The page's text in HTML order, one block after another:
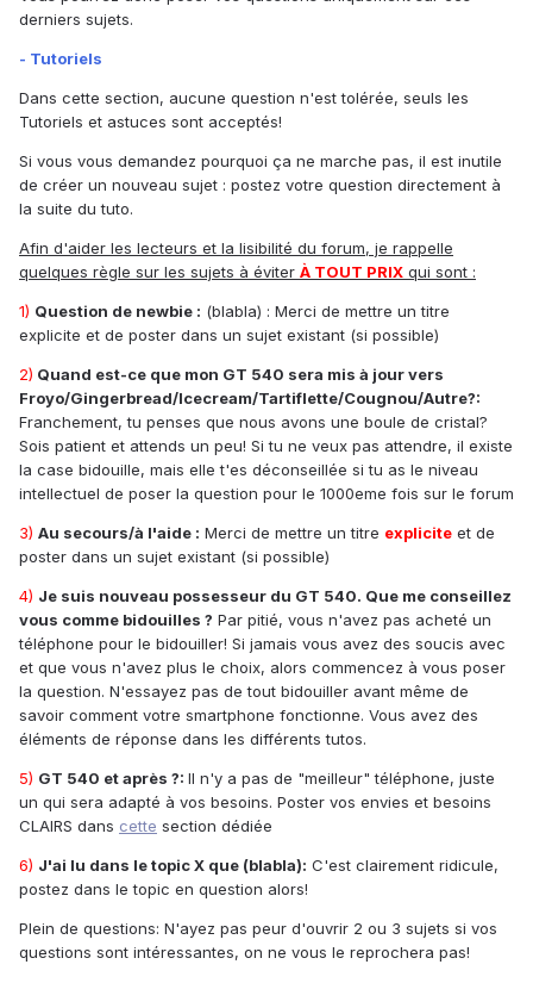
derniers sujets.
- Tutoriels
Dans cette section, aucune question n'est tolérée, seuls les
Tutoriels et astuces sont acceptés!
Si vous vous demandez pourquoi ça ne marche pas, il est inutile
de créer un nouveau sujet : postez votre question directement à
la suite du tuto.
Afin d'aider les lecteurs et la lisibilité du forum, je rappelle
quelques règle sur les sujets à éviter À TOUT PRIX qui sont :
1) Question de newbie : (blabla) : Merci de mettre un titre
explicite et de poster dans un sujet existant (si possible)
2) Quand est-ce que mon GT 540 sera mis à jour vers
Froyo/Gingerbread/Icecream/Tartiflette/Cougnou/Autre?:
Franchement, tu penses que nous avons une boule de cristal?
Sois patient et attends un peu! Si tu ne veux pas attendre, il existe
la case bidouille, mais elle t'es déconseillée si tu as le niveau
intellectuel de poser la question pour le 1000eme fois sur le forum
3) Au secours/à l'aide : Merci de mettre un titre explicite et de
poster dans un sujet existant (si possible)
4) Je suis nouveau possesseur du GT 540. Que me conseillez
vous comme bidouilles ? Par pitié, vous n'avez pas acheté un
téléphone pour le bidouiller! Si jamais vous avez des soucis avec
et que vous n'avez plus le choix, alors commencez à vous poser
la question. N'essayez pas de tout bidouiller avant même de
savoir comment votre smartphone fonctionne. Vous avez des
éléments de réponse dans les différents tutos.
5) GT 540 et après ?: Il n'y a pas de "meilleur" téléphone, juste
un qui sera adapté à vos besoins. Poster vos envies et besoins
CLAIRS dans cette section dédiée
6) J'ai lu dans le topic X que (blabla): C'est clairement ridicule,
postez dans le topic en question alors!
Plein de questions: N'ayez pas peur d'ouvrir 2 ou 3 sujets si vos
questions sont intéressantes, on ne vous le reprochera pas!